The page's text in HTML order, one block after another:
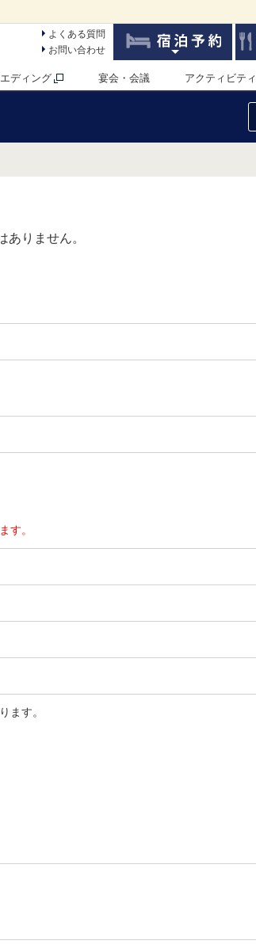
よくある質問
お問い合わせ
ディング 宴会・会議 アクティビティ
ありません。
す。
ます。